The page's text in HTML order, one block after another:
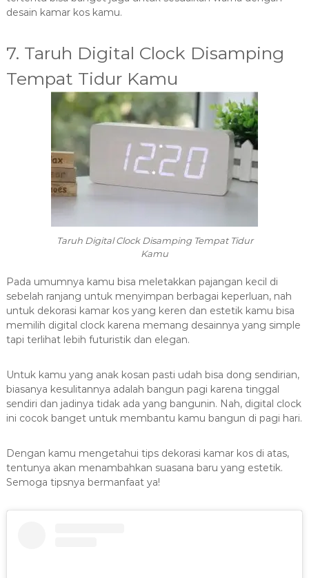
desain kamar kos kamu.
7. Taruh Digital Clock Disamping
Tempat Tidur Kamu
Taruh Digital Clock Disamping Tempat Tidur
Kamu
Pada umumnya kamu bisa meletakkan pajangan kecil di
sebelah ranjang untuk menyimpan berbagai keperluan, nah
untuk dekorasi kamar kos yang keren dan estetik kamu bisa
memilih digital clock karena memang desainnya yang simple
tapi terlihat lebih futuristik dan elegan.
Untuk kamu yang anak kosan pasti udah bisa dong sendirian,
biasanya kesulitannya adalah bangun pagi karena tinggal
sendiri dan jadinya tidak ada yang bangunin. Nah, digital clock
ini cocok banget untuk membantu kamu bangun di pagi hari.
Dengan kamu mengetahui tips dekorasi kamar kos di atas,
tentunya akan menambahkan suasana baru yang estetik.
Semoga tipsnya bermanfaat ya!